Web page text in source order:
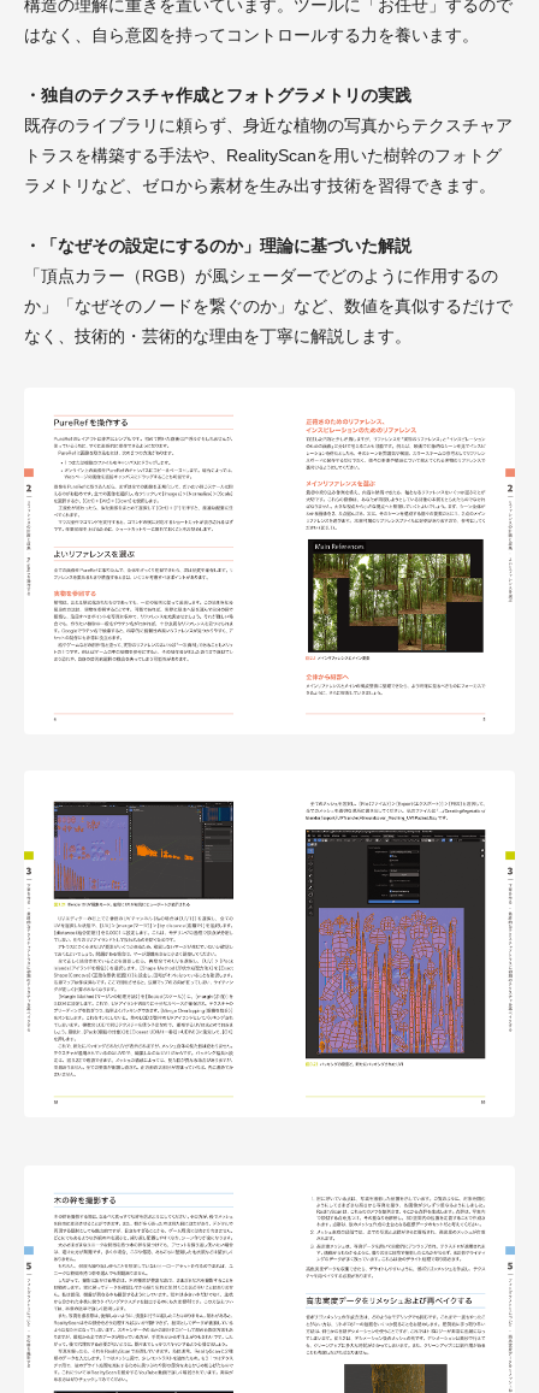
構造の理解に重きを置いています。ツールに「お任せ」するので
はなく、自ら意図を持ってコントロールする力を養います。
・独自のテクスチャ作成とフォトグラメトリの実践
既存のライブラリに頼らず、身近な植物の写真からテクスチャア
トラスを構築する手法や、RealityScanを用いた樹幹のフォトグ
ラメトリなど、ゼロから素材を生み出す技術を習得できます。
・「なぜその設定にするのか」理論に基づいた解説
「頂点カラー（RGB）が風シェーダーでどのように作用するの
か」「なぜそのノードを繋ぐのか」など、数値を真似するだけで
なく、技術的・芸術的な理由を丁寧に解説します。